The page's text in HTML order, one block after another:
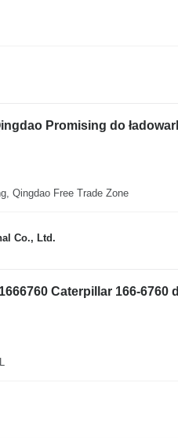
Promising do
Qingdao Free Trade Zone
Co., Ltd.